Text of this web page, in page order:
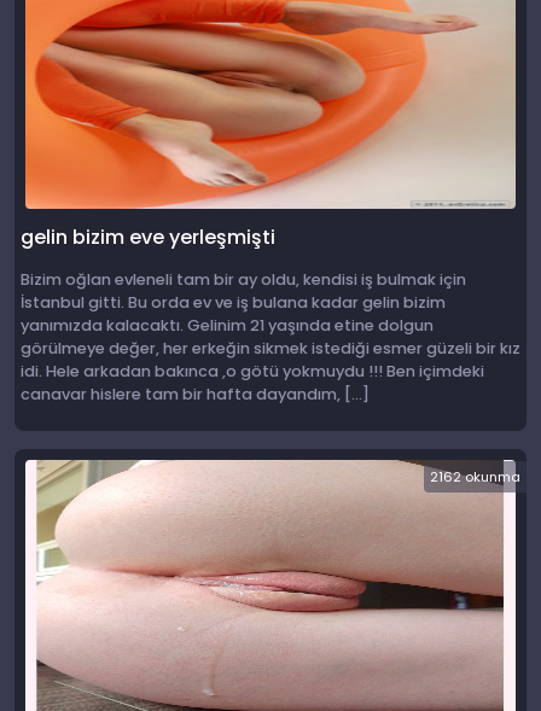
gelin bizim eve yerleşmişti
Bizim oğlan evleneli tam bir ay oldu, kendisi iş bulmak için
İstanbul gitti. Bu orda ev ve iş bulana kadar gelin bizim
yanımızda kalacaktı. Gelinim 21 yaşında etine dolgun
görülmeye değer, her erkeğin sikmek istediği esmer güzeli bir kız
idi. Hele arkadan bakınca ,o götü yokmuydu !!! Ben içimdeki
canavar hislere tam bir hafta dayandım, […]
2162 okunma